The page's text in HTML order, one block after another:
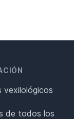
vexilológicos
de todos los